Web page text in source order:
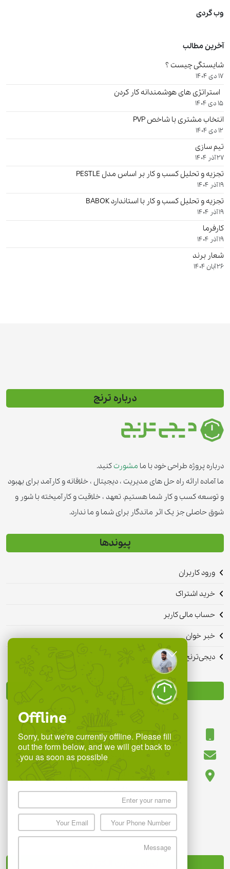
وب گردی
آخرین مطالب
شایستگی چیست ؟
17 دی 1404
استراتژی های هوشمندانه کار کردن
15 دی 1404
انتخاب مشتری با شاخص PVP
12 دی 1404
تیم سازی
27 آذر 1404
تجزیه و تحلیل کسب و کار بر اساس مدل PESTLE
19 آذر 1404
تجزیه و تحلیل کسب و کار با استاندارد BABOK
19 آذر 1404
کارفرما
19 آذر 1404
شعار برند
26 آبان 1404
درباره ترنج
درباره پروژه طراحی خود با ما مشورت کنید.
ما آماده ارائه راه حل های مدیریت ، دیجیتال ، خلاقانه و کارآمد برای بهبود
و توسعه کسب و کار شما هستیم. تعهد ، خلاقیت و کارآمیخته با شور و
شوق حاصلی جز یک اثر ماندگار برای شما و ما ندارد.
پیوندها
ورود کاربران
خرید اشتراک
حساب مالی کاربر
خبر خوان
دیجی‌ترنج
با ما در تماس باشید
09118850780
info.digitoranj@gmail.com
Offline
Sorry, but we're currently offline. Please fill
out the form below, and we will get back to
you as soon as possible.